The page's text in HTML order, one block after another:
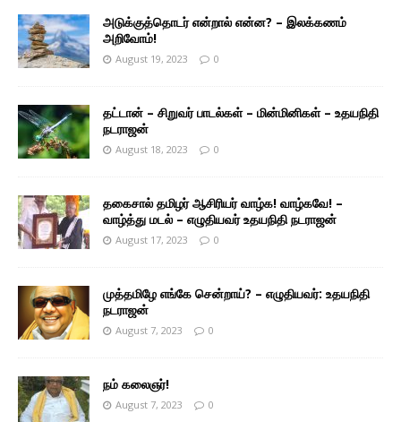
அடுக்குத்தொடர் என்றால் என்ன? – இலக்கணம்
அறிவோம்!
August 19, 2023 0
தட்டான் – சிறுவர் பாடல்கள் – மின்மினிகள் – உதயநிதி
நடராஜன்
August 18, 2023 0
தகைசால் தமிழர் ஆசிரியர் வாழ்க! வாழ்கவே! –
வாழ்த்து மடல் – எழுதியவர் உதயநிதி நடராஜன்
August 17, 2023 0
முத்தமிழே எங்கே சென்றாய்? – எழுதியவர்: உதயநிதி
நடராஜன்
August 7, 2023 0
நம் கலைஞர்!
August 7, 2023 0